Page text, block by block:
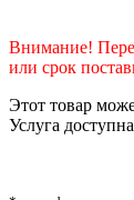
Внимание!
или срок
Этот товар
Услуга